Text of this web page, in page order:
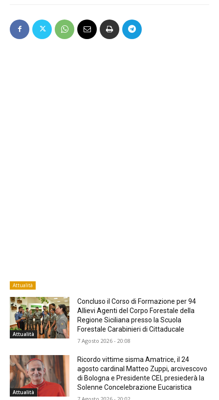
Attualità
Attualità
Concluso il Corso di Formazione per 94
Allievi Agenti del Corpo Forestale della
Regione Siciliana presso la Scuola
Forestale Carabinieri di Cittaducale
7 Agosto 2026 - 20:08
Attualità
Ricordo vittime sisma Amatrice, il 24
agosto cardinal Matteo Zuppi, arcivescovo
di Bologna e Presidente CEI, presiederà la
Solenne Concelebrazione Eucaristica